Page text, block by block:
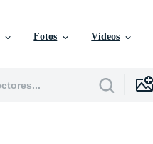
Fotos Vídeos